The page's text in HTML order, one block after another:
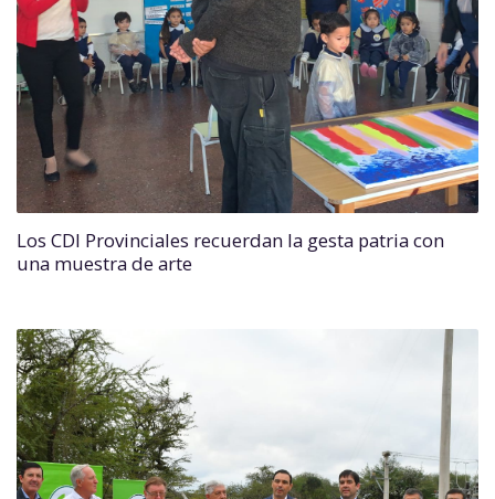
Los CDI Provinciales recuerdan la gesta patria con
una muestra de arte